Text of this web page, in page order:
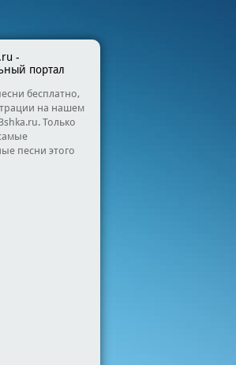
-
портал
бесплатно,
на нашем
Только
песни этого